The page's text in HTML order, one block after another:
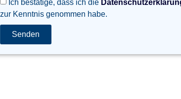
Ich bestätige, dass ich die
zur Kenntnis genommen habe.
Senden